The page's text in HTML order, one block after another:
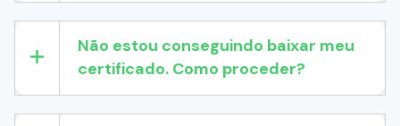
Não estou conseguindo baixar meu
certificado. Como proceder?